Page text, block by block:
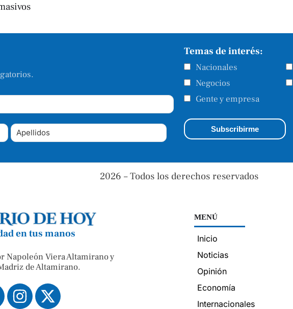
Temas de interés:
Nacionales
Negocios
Gente y empresa
2026 – Todos los derechos reservados
en tus manos
Napoleón Viera Altamirano y
de Altamirano.
MENÚ
Inicio
Noticias
Opinión
Economía
Internacionales